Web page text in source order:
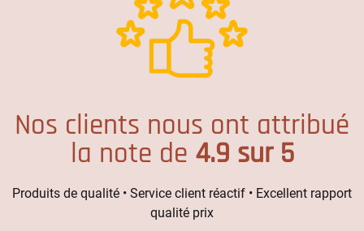
Nos clients nous ont attribué
la note de 4.9 sur 5
Produits de qualité • Service client réactif • Excellent rapport
qualité prix